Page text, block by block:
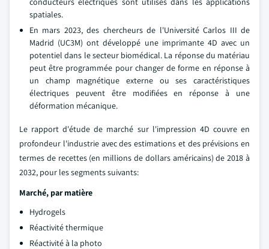
spatiales.
En mars 2023, des chercheurs de l'Université Carlos III de
Madrid (UC3M) ont développé une imprimante 4D avec un
potentiel dans le secteur biomédical. La réponse du matériau
peut être programmée pour changer de forme en réponse à
un champ magnétique externe ou ses caractéristiques
électriques peuvent être modifiées en réponse à une
déformation mécanique.
Le rapport d'étude de marché sur l'impression 4D couvre en
profondeur l'industrie avec des estimations et des prévisions en
termes de recettes (en millions de dollars américains) de 2018 à
2032, pour les segments suivants:
Marché, par matière
Hydrogels
Réactivité thermique
Réactivité à la photo